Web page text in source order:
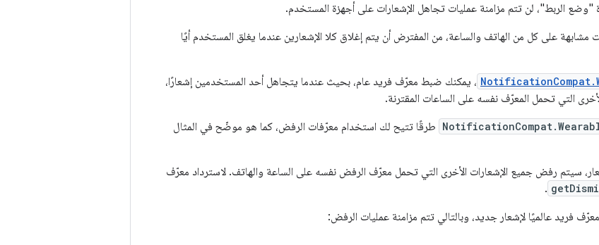
"وضع الربط"، لن تتم مزامنة عمليات تجاهل الإشعارات على أجهزة المستخدم.
مشابهة على كل من الهاتف والساعة، من المفترض أن يتم إغلاق كلا الإشعارين عندما يغلق المستخدم أيًا
، يمكنك ضبط معرّف فريد عام، بحيث عندما يتجاهل أحد المستخدمين إشعارًا،
التي تحمل المعرّف نفسه على الساعات المقترنة.
طرقًا تتيح لك استخدام معرّفات الرفض، كما هو موضّح في المثال
سيتم رفض جميع الإشعارات الأخرى التي تحمل معرّف الرفض نفسه على الساعة والهاتف. لاسترداد معرّف
.
فريد عالميًا لإشعار جديد، وبالتالي تتم مزامنة عمليات الرفض: